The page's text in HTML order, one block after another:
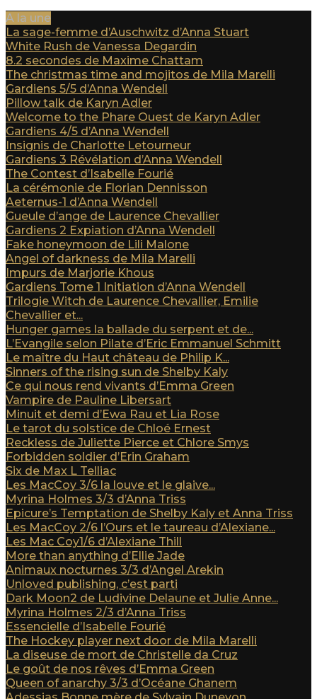
A la une
La sage-femme d’Auschwitz d’Anna Stuart
White Rush de Vanessa Degardin
8.2 secondes de Maxime Chattam
The christmas time and mojitos de Mila Marelli
Gardiens 5/5 d’Anna Wendell
Pillow talk de Karyn Adler
Welcome to the Phare Ouest de Karyn Adler
Gardiens 4/5 d’Anna Wendell
Insignis de Charlotte Letourneur
Gardiens 3 Révélation d’Anna Wendell
The Contest d’Isabelle Fourié
La cérémonie de Florian Dennisson
Aeternus-1 d’Anna Wendell
Gueule d’ange de Laurence Chevallier
Gardiens 2 Expiation d’Anna Wendell
Fake honeymoon de Lili Malone
Angel of darkness de Mila Marelli
Impurs de Marjorie Khous
Gardiens Tome 1 Initiation d’Anna Wendell
Trilogie Witch de Laurence Chevallier, Emilie
Chevallier et...
Hunger games la ballade du serpent et de...
L’Evangile selon Pilate d’Eric Emmanuel Schmitt
Le maître du Haut château de Philip K...
Sinners of the rising sun de Shelby Kaly
Ce qui nous rend vivants d’Emma Green
Vampire de Pauline Libersart
Minuit et demi d’Ewa Rau et Lia Rose
Le tarot du solstice de Chloé Ernest
Reckless de Juliette Pierce et Chlore Smys
Forbidden soldier d’Erin Graham
Six de Max L Telliac
Les MacCoy 3/6 la louve et le glaive...
Myrina Holmes 3/3 d’Anna Triss
Epicure’s Temptation de Shelby Kaly et Anna Triss
Les MacCoy 2/6 l’Ours et le taureau d’Alexiane...
Les Mac Coy1/6 d’Alexiane Thill
More than anything d’Ellie Jade
Animaux nocturnes 3/3 d’Angel Arekin
Unloved publishing, c’est parti
Dark Moon2 de Ludivine Delaune et Julie Anne...
Myrina Holmes 2/3 d’Anna Triss
Essencielle d’Isabelle Fourié
The Hockey player next door de Mila Marelli
La diseuse de mort de Christelle da Cruz
Le goût de nos rêves d’Emma Green
Queen of anarchy 3/3 d’Océane Ghanem